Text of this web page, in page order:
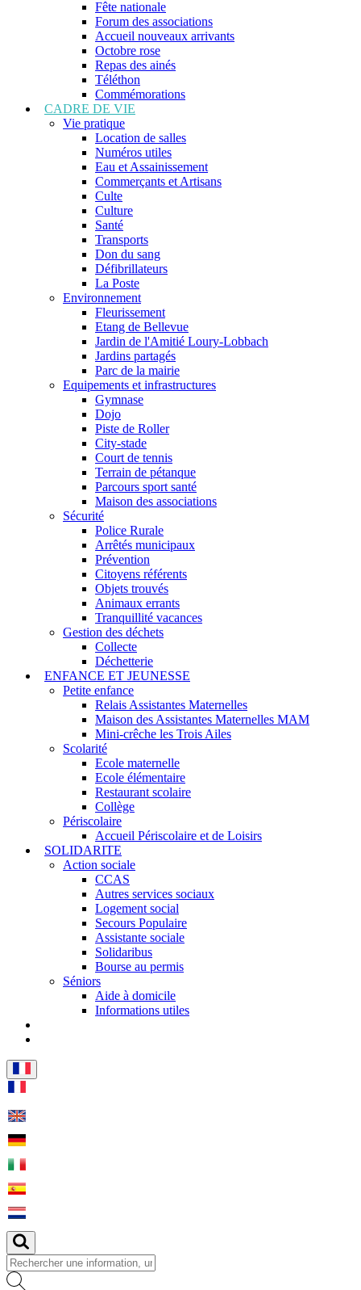
Fête nationale
Forum des associations
Accueil nouveaux arrivants
Octobre rose
Repas des ainés
Téléthon
Commémorations
CADRE DE VIE
Vie pratique
Location de salles
Numéros utiles
Eau et Assainissement
Commerçants et Artisans
Culte
Culture
Santé
Transports
Don du sang
Défibrillateurs
La Poste
Environnement
Fleurissement
Etang de Bellevue
Jardin de l'Amitié Loury-Lobbach
Jardins partagés
Parc de la mairie
Equipements et infrastructures
Gymnase
Dojo
Piste de Roller
City-stade
Court de tennis
Terrain de pétanque
Parcours sport santé
Maison des associations
Sécurité
Police Rurale
Arrêtés municipaux
Prévention
Citoyens référents
Objets trouvés
Animaux errants
Tranquillité vacances
Gestion des déchets
Collecte
Déchetterie
ENFANCE ET JEUNESSE
Petite enfance
Relais Assistantes Maternelles
Maison des Assistantes Maternelles MAM
Mini-crêche les Trois Ailes
Scolarité
Ecole maternelle
Ecole élémentaire
Restaurant scolaire
Collège
Périscolaire
Accueil Périscolaire et de Loisirs
SOLIDARITE
Action sociale
CCAS
Autres services sociaux
Logement social
Secours Populaire
Assistante sociale
Solidaribus
Bourse au permis
Séniors
Aide à domicile
Informations utiles